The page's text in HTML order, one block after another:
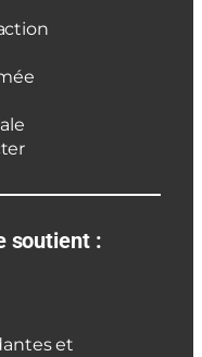
soutient :
et